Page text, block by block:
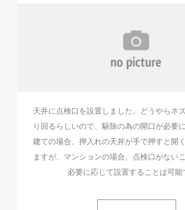
天井に点検口を設置しました。どうやらネ
り回るらしいので、駆除の為の開口が必要
建ての場合、押入れの天井が手で押すと開
ますが、マンションの場合、点検口がない
必要に応じて設置することは可能